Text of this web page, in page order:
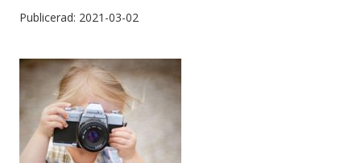
Publicerad: 2021-03-02